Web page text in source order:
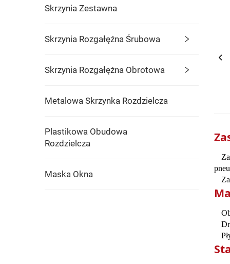
Skrzynia Zestawna
Skrzynia Rozgałęźna Śrubowa
Skrzynia Rozgałęźna Obrotowa
Metalowa Skrzynka Rozdzielcza
Plastikowa Obudowa
Rozdzielcza
Maska Okna